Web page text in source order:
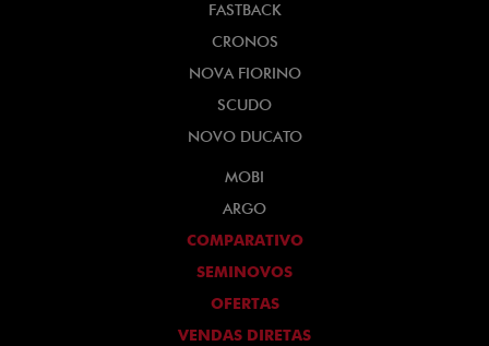
FASTBACK
CRONOS
NOVA FIORINO
SCUDO
NOVO DUCATO
MOBI
ARGO
COMPARATIVO
SEMINOVOS
OFERTAS
VENDAS DIRETAS